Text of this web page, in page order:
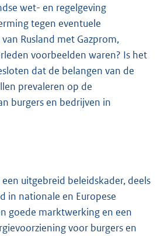
wet- en regelgeving
tegen eventuele
Rusland met Gazprom,
voorbeelden waren? Is het
dat de belangen van de
prevaleren op de
burgers en bedrijven in
uitgebreid beleidskader, deels
in nationale en Europese
goede marktwerking en een
voor burgers en